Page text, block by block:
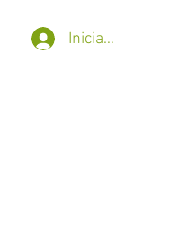
Iniciar sesión